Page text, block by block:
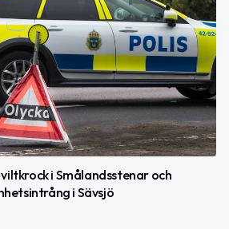
i Smålandsstenar och
i Sävsjö